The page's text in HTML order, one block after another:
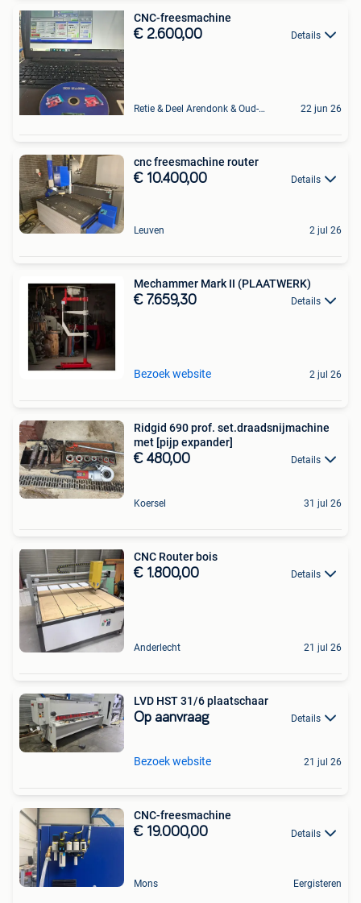
CNC-freesmachine
€ 2.600,00 Details
Retie & Deel Arendonk & Oud-Turnhout 22 jun 26
cnc freesmachine router
€ 10.400,00 Details
Leuven 2 jul 26
Mechammer Mark II (PLAATWERK)
€ 7.659,30 Details
Bezoek website 2 jul 26
Ridgid 690 prof. set.draadsnijmachine
met [pijp expander]
€ 480,00 Details
Koersel 31 jul 26
CNC Router bois
€ 1.800,00 Details
Anderlecht 21 jul 26
LVD HST 31/6 plaatschaar
Op aanvraag Details
Bezoek website 21 jul 26
CNC-freesmachine
€ 19.000,00 Details
Mons Eergisteren